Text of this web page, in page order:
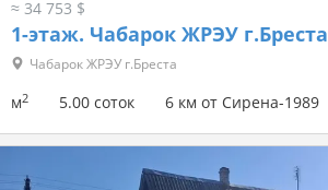
≈ 34 753 $
1-этаж. Чабарок ЖРЭУ г.Бреста
Чабарок ЖРЭУ г.Бреста
м2 5.00 соток 6 км от Сирена-1989